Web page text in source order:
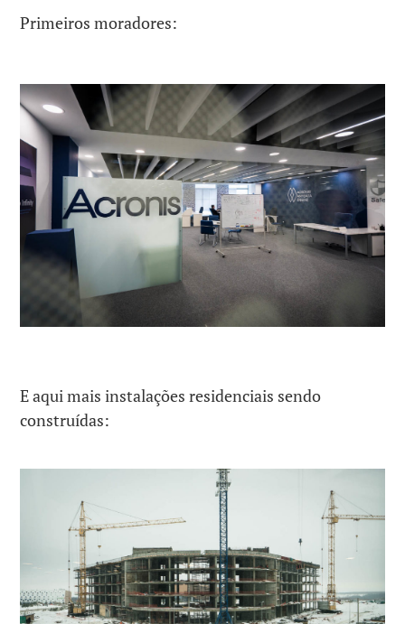
Primeiros moradores:
E aqui mais instalações residenciais sendo
construídas: